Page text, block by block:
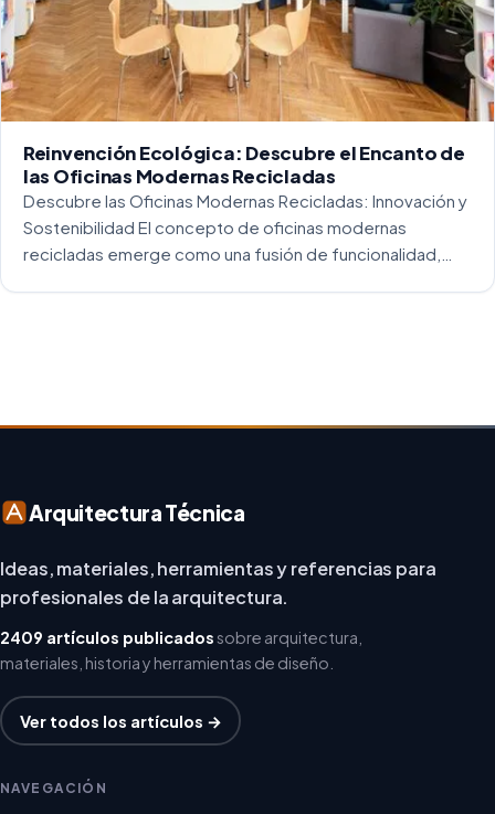
Reinvención Ecológica: Descubre el Encanto de
las Oficinas Modernas Recicladas
Descubre las Oficinas Modernas Recicladas: Innovación y
Sostenibilidad El concepto de oficinas modernas
recicladas emerge como una fusión de funcionalidad,
Arquitectura Técnica
Ideas, materiales, herramientas y referencias para
profesionales de la arquitectura.
2409 artículos publicadossobre arquitectura,
materiales, historia y herramientas de diseño.
Ver todos los artículos →
NAVEGACIÓN